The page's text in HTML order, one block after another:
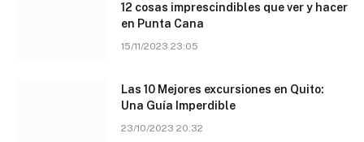
12 cosas imprescindibles que ver y hacer
en Punta Cana
15/11/2023 23:05
Las 10 Mejores excursiones en Quito:
Una Guía Imperdible
23/10/2023 20:32